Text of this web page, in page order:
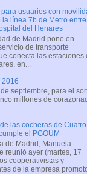
usuarios con
línea 7b de Metro entre
del Henares
de Madrid pone en
de transporte
conecta las estaciones
en...
2016
septiembre, para el
millones de
las cocheras de Cuatro
el PGOUM
de Madrid, Manuela
reunió ayer (martes, 17
cooperativistas y
de la empresa